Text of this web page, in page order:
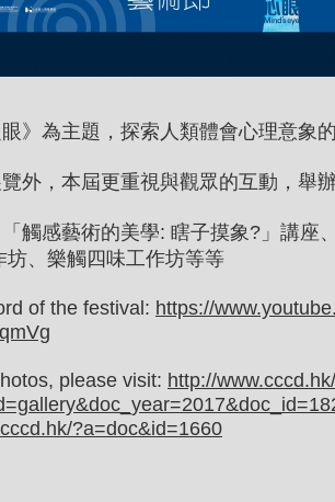
》為主題，探索人類體會心理意象
外，本屆更重視與觀眾的互動，舉
觸感藝術的美學: 瞎子摸象?」講座
坊、樂觸四味工作坊等等
of the festival: https://
please visit: http://
?a=doc&id=1660